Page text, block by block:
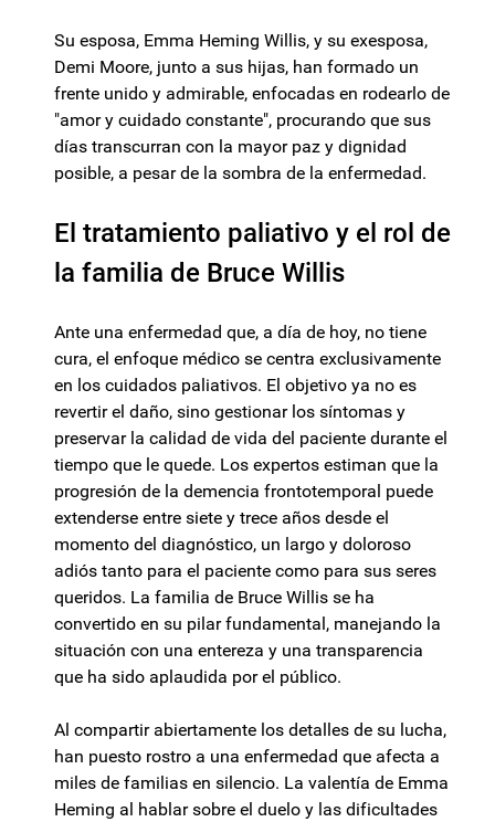
Su esposa, Emma Heming Willis, y su exesposa,
Demi Moore, junto a sus hijas, han formado un
frente unido y admirable, enfocadas en rodearlo de
"amor y cuidado constante", procurando que sus
días transcurran con la mayor paz y dignidad
posible, a pesar de la sombra de la enfermedad.
El tratamiento paliativo y el rol de
la familia de Bruce Willis
Ante una enfermedad que, a día de hoy, no tiene
cura, el enfoque médico se centra exclusivamente
en los cuidados paliativos. El objetivo ya no es
revertir el daño, sino gestionar los síntomas y
preservar la calidad de vida del paciente durante el
tiempo que le quede. Los expertos estiman que la
progresión de la demencia frontotemporal puede
extenderse entre siete y trece años desde el
momento del diagnóstico, un largo y doloroso
adiós tanto para el paciente como para sus seres
queridos. La familia de Bruce Willis se ha
convertido en su pilar fundamental, manejando la
situación con una entereza y una transparencia
que ha sido aplaudida por el público.
Al compartir abiertamente los detalles de su lucha,
han puesto rostro a una enfermedad que afecta a
miles de familias en silencio. La valentía de Emma
Heming al hablar sobre el duelo y las dificultades